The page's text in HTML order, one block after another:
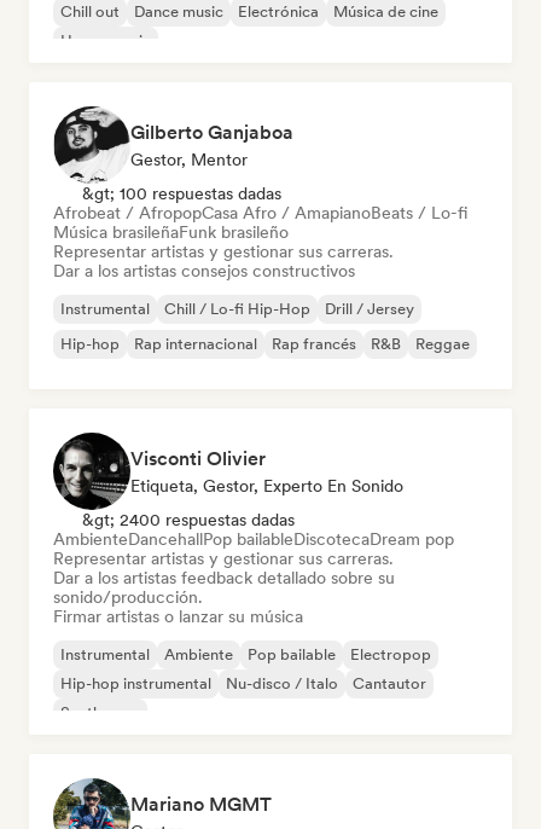
Chill out Dance music Electrónica
Música de cine
House music
Gilberto Ganjaboa
Gestor, Mentor
&gt; 100 respuestas dadas
Afrobeat / AfropopCasa Afro / AmapianoBeats / Lo-fi
Música brasileñaFunk brasileño
Representar artistas y gestionar sus carreras.
Dar a los artistas consejos constructivos
Instrumental Chill / Lo-fi Hip-Hop
Drill / Jersey
Hip-hop
Rap internacional Rap francés R&B Reggae
Visconti Olivier
Etiqueta, Gestor, Experto En Sonido
&gt; 2400 respuestas dadas
AmbienteDancehallPop bailableDiscotecaDream pop
Representar artistas y gestionar sus carreras.
Dar a los artistas feedback detallado sobre su
sonido/producción.
Firmar artistas o lanzar su música
Instrumental Ambiente Pop bailable
Electropop
Hip-hop instrumental
Nu-disco / Italo
Cantautor
Synthwave
Mariano MGMT